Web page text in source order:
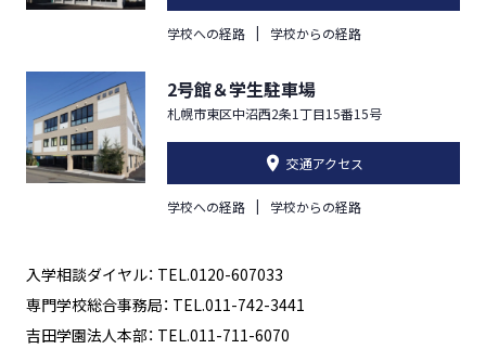
学校への経路 学校からの経路
2号館＆学生駐車場
札幌市東区中沼西2条1丁目15番15号
交通アクセス
学校への経路 学校からの経路
入学相談ダイヤル： TEL.0120-607033
専門学校総合事務局： TEL.011-742-3441
吉田学園法人本部： TEL.011-711-6070